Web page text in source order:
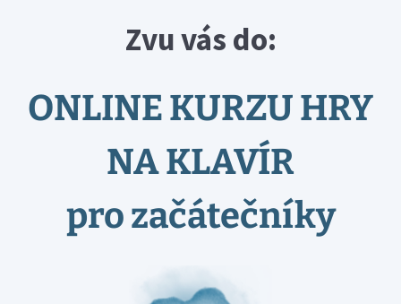
Zvu vás do:
ONLINE KURZU HRY
NA KLAVÍR
pro začátečníky